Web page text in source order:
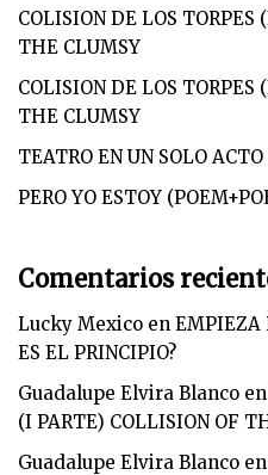
COLISION DE LOS
THE CLUMSY
COLISION DE LOS TORPES
THE CLUMSY
TEATRO EN UN SOLO
PERO YO ESTOY
Comentarios
Lucky Mexico en EMPIEZA
ES EL PRINCIPIO?
Guadalupe Elvira Blanco en
(I PARTE) COLLISION OF
Guadalupe Elvira Blanco en